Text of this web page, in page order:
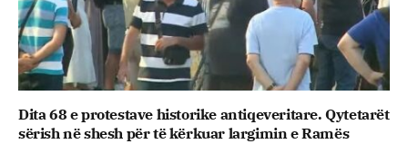
Dita 68 e protestave historike antiqeveritare. Qytetarët
sërish në shesh për të kërkuar largimin e Ramës